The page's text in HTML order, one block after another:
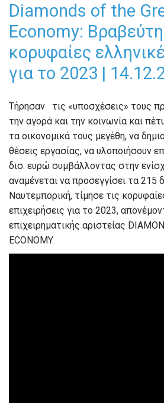
Diamonds of the
Economy:
κορυφαίες
για το 2023 |
Τήρησαν τις «υποσχέσεις» τους
την αγορά και την κοινωνία και
τα οικονομικά τους μεγέθη, να
θέσεις εργασίας, να υλοποιήσουν
δισ. ευρώ συμβάλλοντας στην
αναμένεται να προσεγγίσει τα 215
Ναυτεμπορική, τίμησε τις
επιχειρήσεις για το 2023,
επιχειρηματικής αριστείας
ECONOMY.